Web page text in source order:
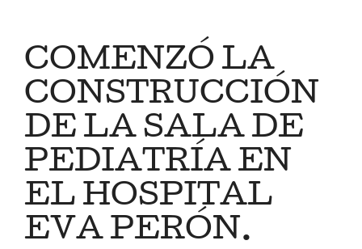
COMENZÓ LA
CONSTRUCCIÓN
DE LA SALA DE
PEDIATRÍA EN
EL HOSPITAL
EVA PERÓN.